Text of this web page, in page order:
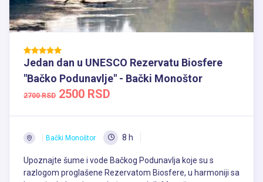
Jedan dan u UNESCO Rezervatu Biosfere
"Bačko Podunavlje" - Bački Monoštor
2700 RSD 2500 RSD
Bački Monoštor 8 h
Upoznajte šume i vode Bačkog Podunavlja koje su s
razlogom proglašene Rezervatom Biosfere, u harmoniji sa